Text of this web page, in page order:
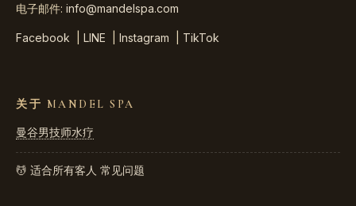
电子邮件: info@mandelspa.com
Facebook LINE Instagram TikTok
关于 MANDEL SPA
曼谷男技师水疗
💆 适合所有客人 常见问题